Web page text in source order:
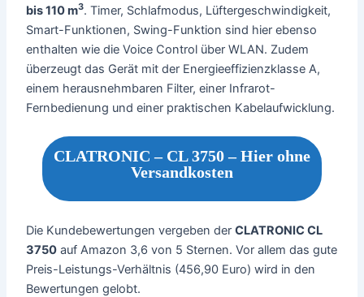
bis 110 m3. Timer, Schlafmodus, Lüftergeschwindigkeit,
Smart-Funktionen, Swing-Funktion sind hier ebenso
enthalten wie die Voice Control über WLAN. Zudem
überzeugt das Gerät mit der Energieeffizienzklasse A,
einem herausnehmbaren Filter, einer Infrarot-
Fernbedienung und einer praktischen Kabelaufwicklung.
CLATRONIC – CL 3750 – Hier ohne
Versandkosten
Die Kundebewertungen vergeben derCLATRONIC CL
3750 auf Amazon 3,6 von 5 Sternen. Vor allem das gute
Preis-Leistungs-Verhältnis (456,90 Euro) wird in den
Bewertungen gelobt.